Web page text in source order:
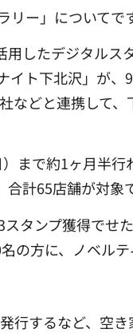
ー」についてです
したデジタル
ト下北沢」が
どと連携して
まで約1ヶ月半
計65店舗が対象
タンプ獲得でせ
方に、ノベル
行するなど、空